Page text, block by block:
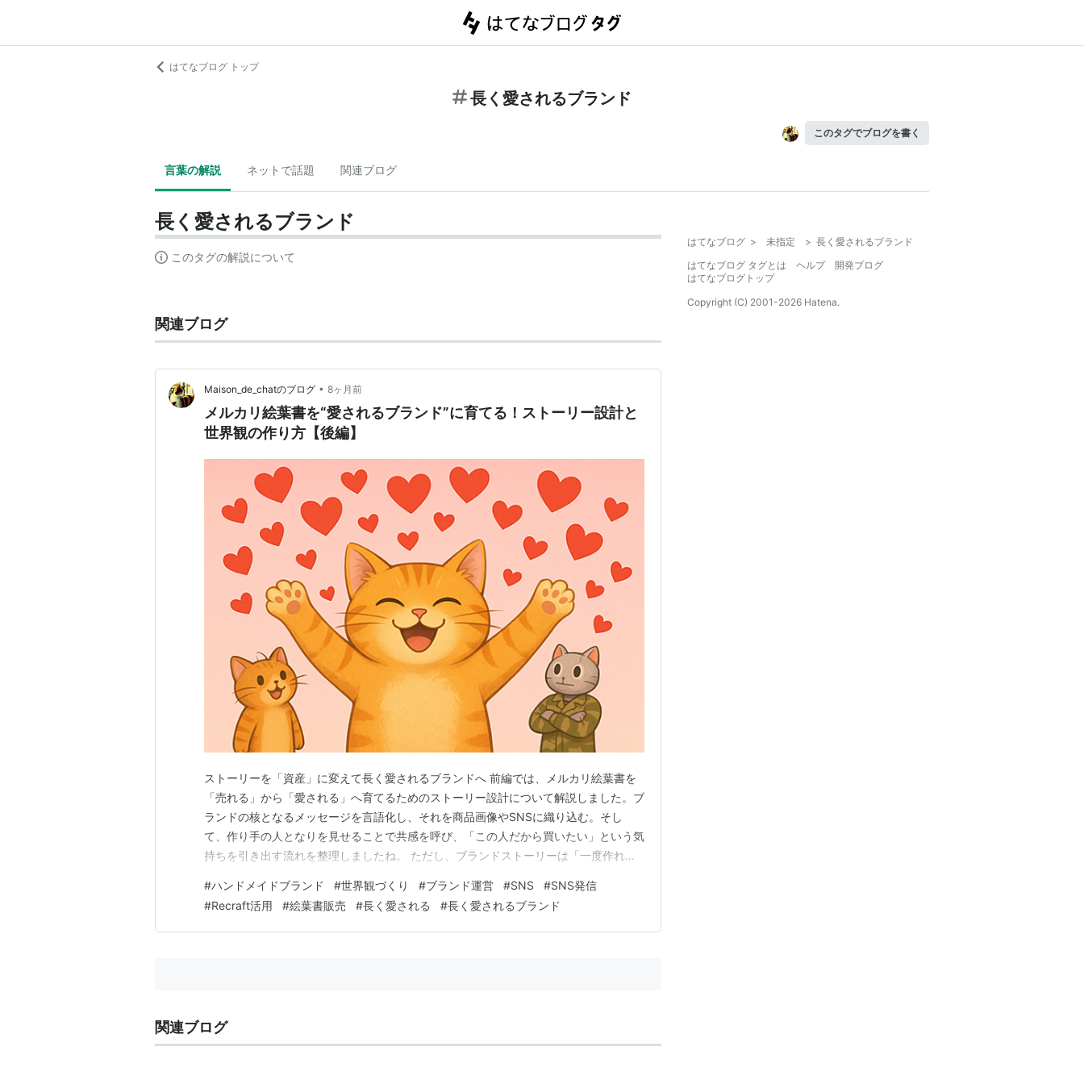
はてなブログ トップ
長く愛されるブランド
このタグでブログを書く
言葉の解説 ネットで話題 関連ブログ
長く愛されるブランド
このタグの解説について
関連ブログ
Maison_de_chatのブログ • 8ヶ月前
メルカリ絵葉書を“愛されるブランド”に育てる！ストーリー設計と
世界観の作り方【後編】
ストーリーを「資産」に変えて長く愛されるブランドへ 前編では、メルカリ絵葉書を
「売れる」から「愛される」へ育てるためのストーリー設計について解説しました。ブ
ランドの核となるメッセージを言語化し、それを商品画像やSNSに織り込む。そし
て、作り手の人となりを見せることで共感を呼び、「この人だから買いたい」という気
持ちを引き出す流れを整理しましたね。 ただし、ブランドストーリーは「一度作れば
中で、世界観がブレてしまったり、発信が途切れてしまったりすると、せっかく育てた
信頼が崩れてしまいます。 そこで必要になるのが、世界観を…
#ハンドメイドブランド #世界観づくり #ブランド運営 #SNS #SNS発信
#Recraft活用 #絵葉書販売 #長く愛される #長く愛されるブランド
関連ブログ
はてなブログ > 未指定 > 長く愛されるブランド
はてなブログ タグとは
ヘルプ
開発ブログ
はてなブログトップ
Copyright (C) 2001-2026 Hatena.